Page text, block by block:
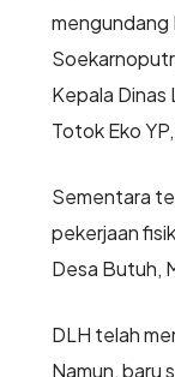
mengundang
Kepala Dinas
Totok Eko
Sementara
pekerjaan
Desa Butuh,
DLH telah
Namun, baru